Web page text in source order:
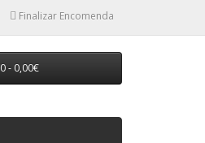
Finalizar Encomenda
0 - 0,00€